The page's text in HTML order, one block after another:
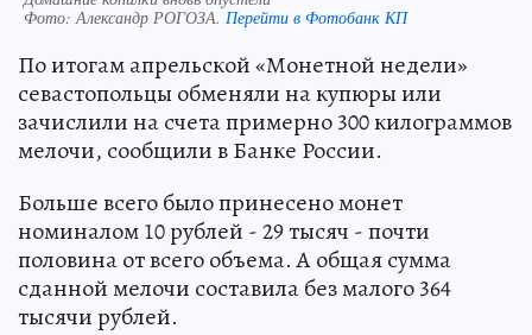
Фото:Александр РОГОЗА. Перейти в Фотобанк КП
По итогам апрельской «Монетной недели»
севастопольцы обменяли на купюры или
зачислили на счета примерно 300 килограммов
мелочи, сообщили в Банке России.
Больше всего было принесено монет
номиналом 10 рублей - 29 тысяч - почти
половина от всего объема. А общая сумма
сданной мелочи составила без малого 364
тысячи рублей.